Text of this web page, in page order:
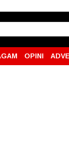
OPINI